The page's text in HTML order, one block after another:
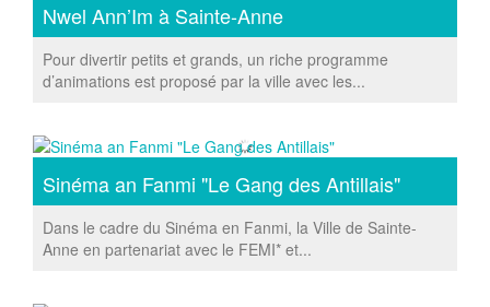
Nwel Ann’Im à Sainte-Anne
Pour divertir petits et grands, un riche programme
d’animations est proposé par la ville avec les...
Sinéma an Fanmi "Le Gang des Antillais"
Dans le cadre du Sinéma en Fanmi, la Ville de Sainte-
Anne en partenariat avec le FEMI* et...